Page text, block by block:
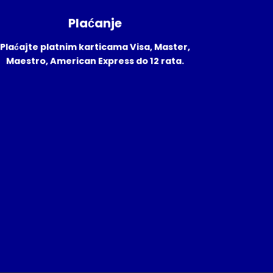
Plaćanje
Plaćajte platnim karticama Visa, Master,
Maestro, American Express do 12 rata.